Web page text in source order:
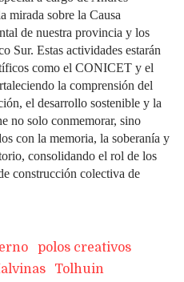
mirada sobre la Causa
de nuestra provincia y los
Sur. Estas actividades estarán
como el CONICET y el
la comprensión del
el desarrollo sostenible y la
no solo conmemorar, sino
con la memoria, la soberanía y
consolidando el rol de los
construcción colectiva de
polos creativos
Tolhuin